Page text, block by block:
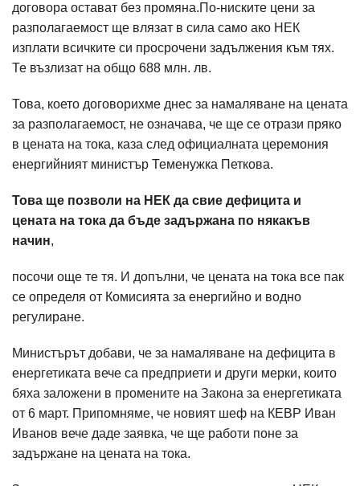
договора остават без промяна.По-ниските цени за
разполагаемост ще влязат в сила само ако НЕК
изплати всичките си просрочени задължения към тях.
Те възлизат на общо 688 млн. лв.
Това, което договорихме днес за намаляване на цената
за разполагаемост, не означава, че ще се отрази пряко
в цената на тока, каза след официалната церемония
енергийният министър Теменужка Петкова.
Това ще позволи на НЕК да свие дефицита и
цената на тока да бъде задържана по някакъв
начин,
посочи още те тя. И допълни, че цената на тока все пак
се определя от Комисията за енергийно и водно
регулиране.
Министърът добави, че за намаляване на дефицита в
енергетиката вече са предприети и други мерки, които
бяха заложени в промените на Закона за енергетиката
от 6 март. Припомняме, че новият шеф на КЕВР Иван
Иванов вече даде заявка, че ще работи поне за
задържане на цената на тока.